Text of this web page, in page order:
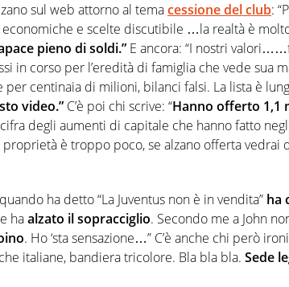
sul web attorno al temacessione del club:
e scelte discutibile …la realtà è
pieno di soldi.” E ancora: “I nostri
in corso per l’eredità di famiglia che vede sua
per centinaia di milioni, bilanci falsi. La lista è
video.” C’è poi chi scrive: “Hanno offerto 1,1
degli aumenti di capitale che hanno fatto
è troppo poco, se alzano offerta vedrai
ha detto “La Juventus non è in vendita” ha
e haalzato il sopracciglio. Secondo me a John
. Ho ‘sta sensazione…” C’è anche chi però
italiane, bandiera tricolore. Bla bla bla. Sede